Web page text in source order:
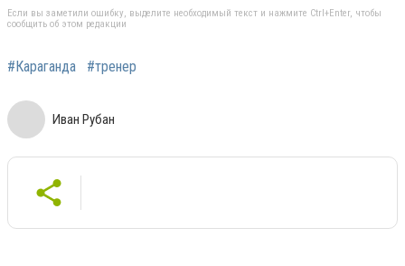
Если вы заметили ошибку, выделите необходимый текст и нажмите Ctrl+Enter, чтобы
сообщить об этом редакции
#Караганда #тренер
Иван Рубан